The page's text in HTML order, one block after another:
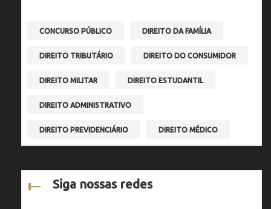
CONCURSO PÚBLICO DIREITO DA FAMÍLIA
DIREITO TRIBUTÁRIO DIREITO DO CONSUMIDOR
DIREITO MILITAR DIREITO ESTUDANTIL
DIREITO ADMINISTRATIVO
DIREITO PREVIDENCIÁRIO DIREITO MÉDICO
Siga nossas redes